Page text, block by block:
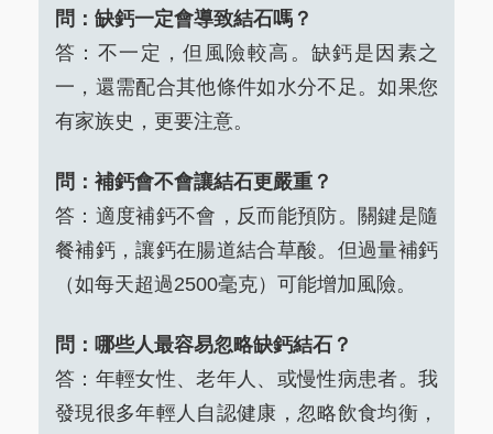
問：缺鈣一定會導致結石嗎？
答：不一定，但風險較高。缺鈣是因素之
一，還需配合其他條件如水分不足。如果您
有家族史，更要注意。
問：補鈣會不會讓結石更嚴重？
答：適度補鈣不會，反而能預防。關鍵是隨
餐補鈣，讓鈣在腸道結合草酸。但過量補鈣
（如每天超過2500毫克）可能增加風險。
問：哪些人最容易忽略缺鈣結石？
答：年輕女性、老年人、或慢性病患者。我
發現很多年輕人自認健康，忽略飲食均衡，